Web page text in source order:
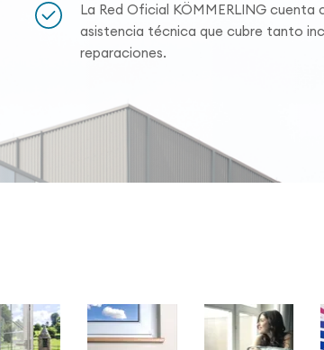
La Red Oficial KÖMMERLING cuenta
asistencia técnica que cubre tanto
reparaciones.